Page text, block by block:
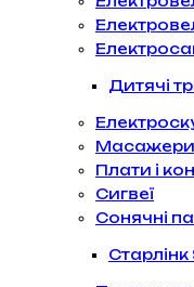
Дитячі
Масажери
Плати і
Сигвеї
Сонячні